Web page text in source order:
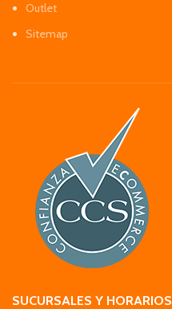
Outlet
Sitemap
SUCURSALES Y HORARIOS